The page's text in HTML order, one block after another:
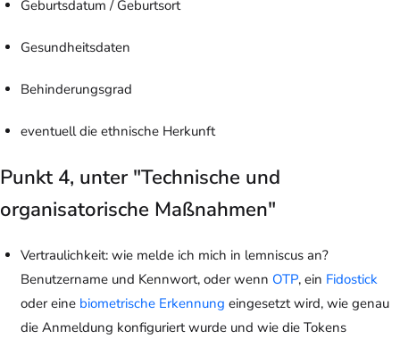
Geburtsdatum / Geburtsort
Gesundheitsdaten
Behinderungsgrad
eventuell die ethnische Herkunft
Punkt 4, unter "Technische und
organisatorische Maßnahmen"
Vertraulichkeit: wie melde ich mich in lemniscus an?
Benutzername und Kennwort, oder wenn OTP, ein Fidostick
oder eine biometrische Erkennung eingesetzt wird, wie genau
die Anmeldung konfiguriert wurde und wie die Tokens